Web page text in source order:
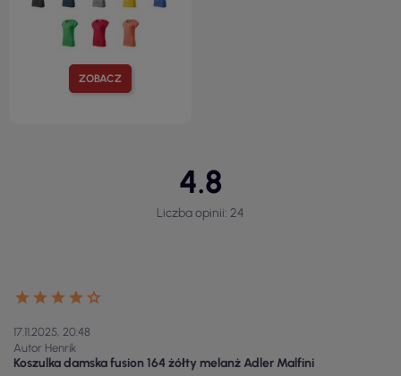
ZOBACZ
4.8
Liczba opinii: 24
17.11.2025, 20:48
Autor Henrik
Koszulka damska fusion 164 żółty melanż Adler Malfini